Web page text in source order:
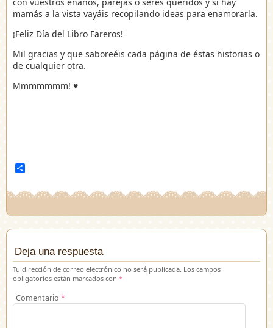
con vuestros enanos, parejas o seres queridos y si hay
mamás a la vista vayáis recopilando ideas para enamorarla.
¡Feliz Día del Libro Fareros!
Mil gracias y que saboreéis cada página de éstas historias o
de cualquier otra.
Mmmmmmm! ♥
Deja una respuesta
Tu dirección de correo electrónico no será publicada. Los campos
obligatorios están marcados con *
Comentario *